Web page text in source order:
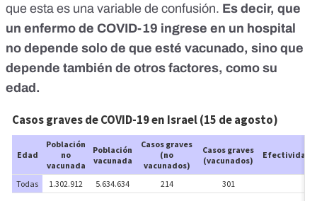
que esta es una variable de confusión. Es decir, que
un enfermo de COVID-19 ingrese en un hospital
no depende solo de que esté vacunado, sino que
depende también de otros factores, como su
edad.